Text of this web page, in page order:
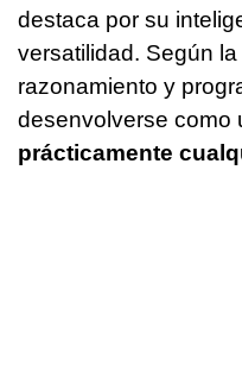
destaca por su
versatilidad. Según
razonamiento y
desenvolverse como
prácticamente